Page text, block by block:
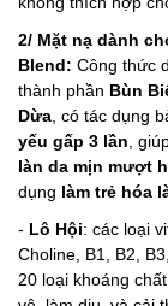
2/ Mặt nạ dành
Blend: Công thức
thành phần Bùn
Dừa , có tác dụng
yếu gấp 3 lần ,
làn da mịn mượt
dụng làm trẻ hóa
- Lô Hội: các loại
Choline, B1, B2,
20 loại khoáng